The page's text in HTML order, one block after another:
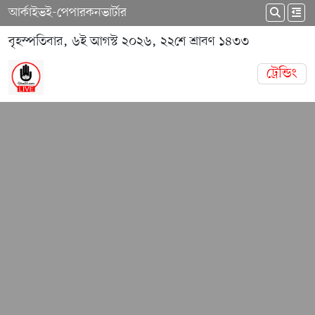
আর্কাইভই-পেপারকনভার্টার
বৃহস্পতিবার, ৬ই আগস্ট ২০২৬, ২২শে শ্রাবণ ১৪৩৩
ট্রেন্ডিং